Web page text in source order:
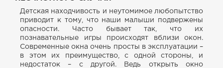
Детская находчивость и неутомимое любопытство
приводит к тому, что наши малыши подвержены
опасности. Часто бывает так, что их
познавательные игры происходят вблизи окон.
Современные окна очень просты в эксплуатации –
в этом их преимущество, с одной стороны, и
недостаток – с другой. Ведь открыть окно